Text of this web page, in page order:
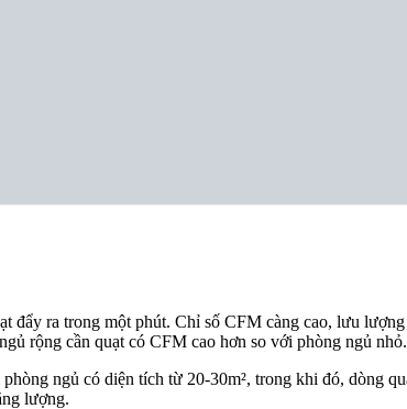
ra trong một phút. Chỉ số CFM càng cao, lưu
rộng cần quạt có CFM cao hơn so với phòng ngủ nhỏ.
ngủ có diện tích từ 20-30m², trong khi đó, dòng
lượng.